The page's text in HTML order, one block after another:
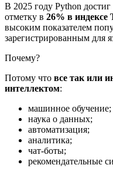
В 2025 году Python
отметку в 26% в индексе
высоким показателем
зарегистрированным для
Почему?
Потому что все так или
интеллектом:
машинное обучение;
наука о данных;
автоматизация;
аналитика;
чат-боты;
рекомендательные